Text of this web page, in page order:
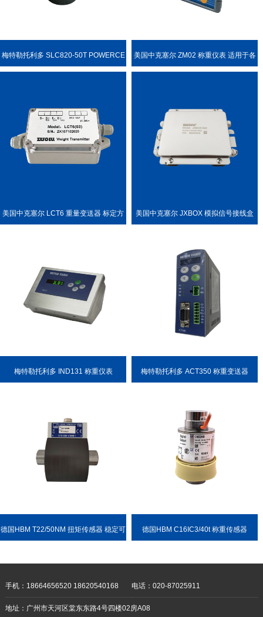
梅特勒托利多 SLC820-50T POWERCE 美国中克塞尔 ZM02 称重仪表 适用于各
美国中克塞尔 LCT6 重量变送器 标定方 美国中克塞尔 JXBOX 模拟信号接线盒
梅特勒托利多 IND131 称重仪表 梅特勒托利多 ACT350 称重变送器
德国HBM T22/50NM 扭矩传感器 稳定可 德国HBM C16IC3/40t 称重传感器
手机：18664656520 18620540168 电话：020-87025911
地址：广州市天河区棠东东路4号四楼02房A08